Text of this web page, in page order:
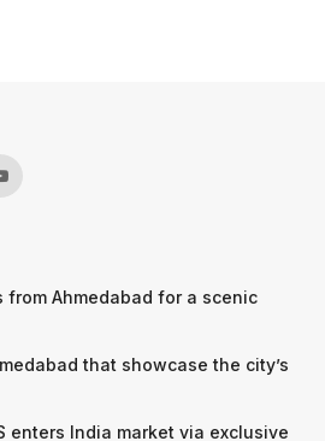
from Ahmedabad for a scenic
that showcase the city’s
enters India market via exclusive